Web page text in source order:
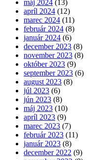
máj 2024 (13)
apríl 2024 (12)
marec 2024 (11)
február 2024 (8)
január 2024 (6)
december 2023 (8)
november 2023 (8)
október 2023 (9)
september 2023 (6)
august 2023 (8)
júl 2023 (6)
jún 2023 (8)
máj 2023 (10)
apríl 2023 (9)
marec 2023 (7)
február 2023 (11)
január 2023 (8)
december 2022 (9)